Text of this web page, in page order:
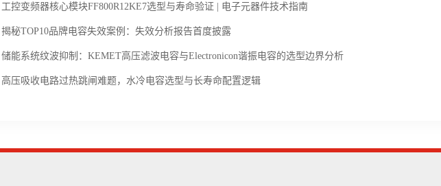
工控变频器核心模块FF800R12KE7选型与寿命验证 | 电子元器件技术指南
揭秘TOP10品牌电容失效案例：失效分析报告首度披露
储能系统纹波抑制：KEMET高压滤波电容与Electronicon谐振电容的选型边界分析
高压吸收电路过热跳闸难题，水冷电容选型与长寿命配置逻辑